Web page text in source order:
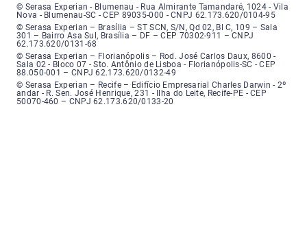
Serasa Experian - Blumenau - Endereço: Rua Almirante Tamandaré,
© Serasa Experian - Blumenau - Rua Almirante Tamandaré, 1024 - Vila
Nova - Blumenau-SC - CEP 89035-000 - CNPJ 62.173.620/0104-95
Serasa Experian - Brasília, Endereço: Setor Comercial Norte, sem
© Serasa Experian – Brasília – ST SCN, S/N, Qd 02, Bl C, 109 – Sala
301 – Bairro Asa Sul, Brasília – DF – CEP 70302-911 – CNPJ
62.173.620/0131-68
Serasa Experian - Florianópolis, Endereço: Rodovia José Carlos, número
© Serasa Experian – Florianópolis – Rod. José Carlos Daux, 8600 -
Sala 02 - Bloco 07 - Sto. Antônio de Lisboa - Florianópolis-SC - CEP
88.050-001 – CNPJ 62.173.620/0132-49
Serasa Experian - Recife, Endereço: Edifício Empresarial Charles Darwin,
© Serasa Experian – Recife – Edifício Empresarial Charles Darwin - 2º
andar - R. Sen. José Henrique, 231 - Ilha do Leite, Recife-PE - CEP
50070-460 – CNPJ 62.173.620/0133-20